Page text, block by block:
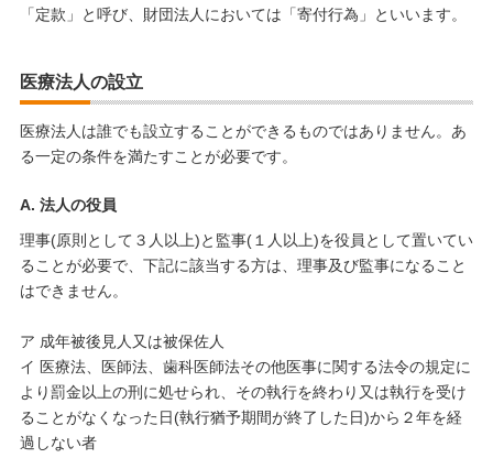
「定款」と呼び、財団法人においては「寄付行為」といいます。
医療法人の設立
医療法人は誰でも設立することができるものではありません。あ
る一定の条件を満たすことが必要です。
A. 法人の役員
理事(原則として３人以上)と監事(１人以上)を役員として置いてい
ることが必要で、下記に該当する方は、理事及び監事になること
はできません。
ア 成年被後見人又は被保佐人
イ 医療法、医師法、歯科医師法その他医事に関する法令の規定に
より罰金以上の刑に処せられ、その執行を終わり又は執行を受け
ることがなくなった日(執行猶予期間が終了した日)から２年を経
過しない者